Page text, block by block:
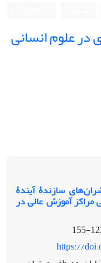
در علوم انسانی
سازندۀ آیندۀ
مراکز آموزش عالی در
https://